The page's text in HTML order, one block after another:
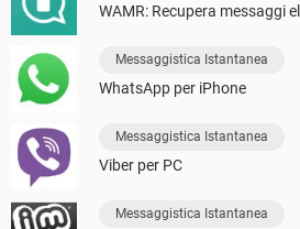
WAMR: Recupera messaggi
Messaggistica Istantanea
WhatsApp per iPhone
Messaggistica Istantanea
Viber per PC
Messaggistica Istantanea